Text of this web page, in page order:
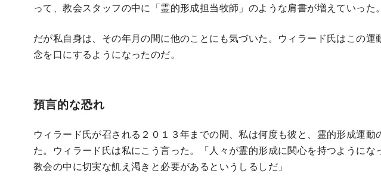
って、教会スタッフの中に「霊的形成担当牧師」のような肩書が増えていった。
だが私自身は、その年月の間に他のことにも気づいた。ウィラード氏はこの
念を口にするようになったのだ。
預言的な恐れ
ウィラード氏が召される２０１３年までの間、私は何度も彼と、霊的形成運動
た。ウィラード氏は私にこう言った。「人々が霊的形成に関心を持つようにな
教会の中に切実な飢え渇きと必要があるというしるしだ」